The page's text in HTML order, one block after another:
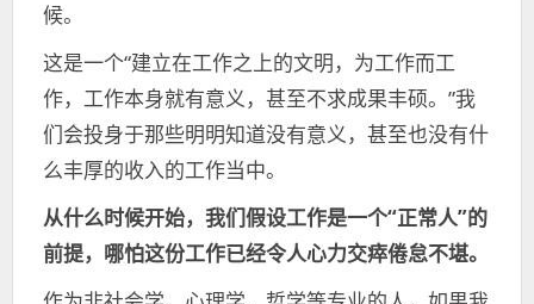
候。
这是一个“建立在工作之上的文明，为工作而工
作，工作本身就有意义，甚至不求成果丰硕。”我
们会投身于那些明明知道没有意义，甚至也没有什
么丰厚的收入的工作当中。
从什么时候开始，我们假设工作是一个“正常人”的
前提，哪怕这份工作已经令人心力交瘁倦怠不堪。